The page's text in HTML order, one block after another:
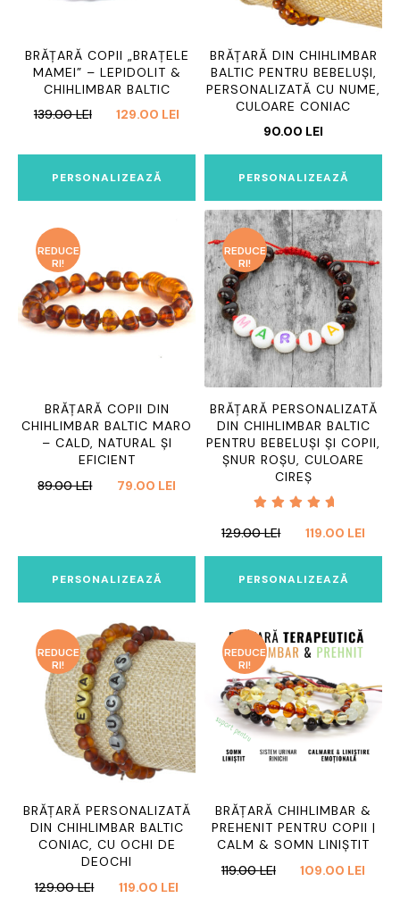
BRĂȚARĂ COPII „BRAȚELE
MAMEI” – LEPIDOLIT &
CHIHLIMBAR BALTIC
139.00LEI
PREȚUL
A
FOST:
129.00 LEI
ESTE:
129.00 LEI.
PERSONALIZEAZĂ
BRĂȚARĂ DIN CHIHLIMBAR
BALTIC PENTRU BEBELUȘI,
PERSONALIZATĂ CU NUME,
CULOARE CONIAC
90.00 LEI
PERSONALIZEAZĂ
BRĂȚARĂ COPII DIN
CHIHLIMBAR BALTIC MARO
– CALD, NATURAL ȘI
EFICIENT
REDUCE
RI!
89.00LEI
PREȚUL
79.00 LEIPREȚUL
PERSONALIZEAZĂ
BRĂȚARĂ PERSONALIZATĂ
DIN CHIHLIMBAR BALTIC
PENTRU BEBELUȘI ȘI COPII,
ȘNUR ROȘU, CULOARE
CIREȘ
la
5.00
din 5
REDUCE
RI!
129.00LEI
PREȚUL
INIȚIAL
A
119.00 LEI
PERSONALIZEAZĂ
BRĂȚARĂ PERSONALIZATĂ
DIN CHIHLIMBAR BALTIC
CONIAC, CU OCHI DE
DEOCHI
REDUCE
RI!
129.00LEI
PREȚUL
119.00 LEIPREȚUL
BRĂȚARĂ CHIHLIMBAR &
PREHENIT PENTRU COPII |
CALM & SOMN LINIȘTIT
REDUCE
RI!
119.00LEI
PREȚUL
109.00 LEI